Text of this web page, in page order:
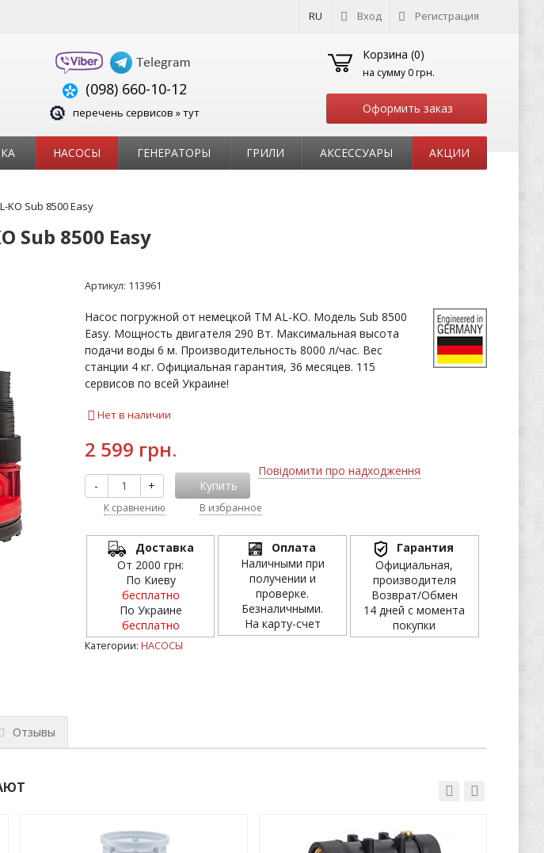
RU Вход Регистрация
(098) 660-10-12
перечень сервисов » тут
Корзина (0)
на сумму 0 грн.
Оформить заказ
НАСОСЫ ГЕНЕРАТОРЫ ГРИЛИ АКСЕССУАРЫ АКЦИИ
KO Sub 8500 Easy
Sub 8500 Easy
Артикул: 113961
Насос погружной от немецкой ТМ AL-KO. Модель Sub 8500
Easy. Мощность двигателя 290 Вт. Максимальная высота
подачи воды 6 м. Производительность 8000 л/час. Вес
станции 4 кг. Официальная гарантия, 36 месяцев. 115
сервисов по всей Украине!
Нет в наличии
2 599 грн.
- + Купить
Повідомити про надходження
К сравнению В избранное
Доставка
От 2000 грн:
По Киеву
бесплатно
По Украине
бесплатно
Оплата
Наличными при
получении и
проверке.
Безналичными.
На карту-счет
Гарантия
Официальная,
производителя
Возврат/Обмен
14 дней с момента
покупки
Категории: НАСОСЫ
Отзывы